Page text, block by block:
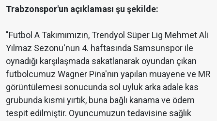
Trabzonspor'un açıklaması şu şekilde:
"Futbol A Takımımızın, Trendyol Süper Lig Mehmet Ali
Yılmaz Sezonu'nun 4. haftasında Samsunspor ile
oynadığı karşılaşmada sakatlanarak oyundan çıkan
futbolcumuz Wagner Pina'nın yapılan muayene ve MR
görüntülemesi sonucunda sol uyluk arka adale kas
grubunda kısmi yırtık, buna bağlı kanama ve ödem
tespit edilmiştir. Oyuncumuzun tedavisine sağlık